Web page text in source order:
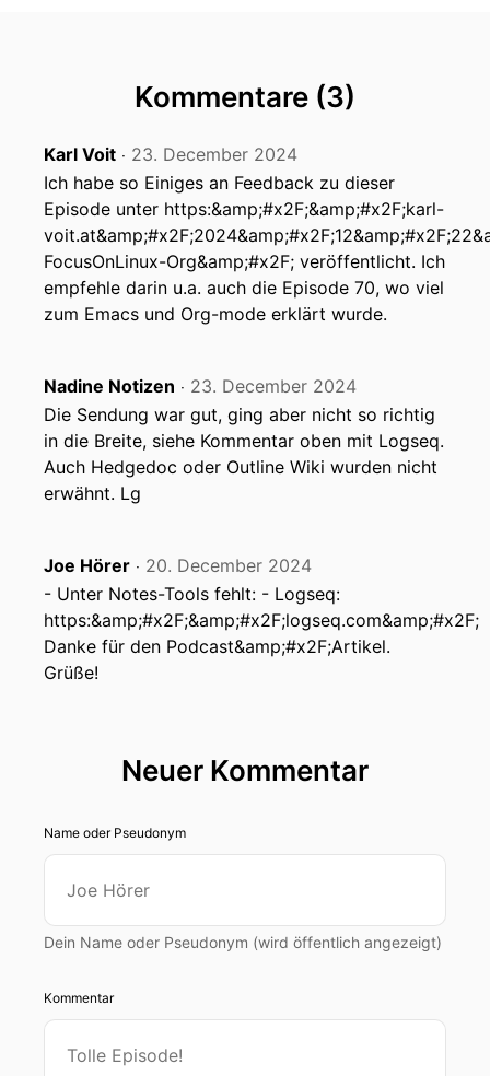
Kommentare (3)
Karl Voit ‧ 23. December 2024
Ich habe so Einiges an Feedback zu dieser
Episode unter https:&amp;#x2F;&amp;#x2F;karl-
FocusOnLinux-Org&amp;#x2F; veröffentlicht. Ich
empfehle darin u.a. auch die Episode 70, wo viel
zum Emacs und Org-mode erklärt wurde.
Nadine Notizen ‧ 23. December 2024
Die Sendung war gut, ging aber nicht so richtig
in die Breite, siehe Kommentar oben mit Logseq.
Auch Hedgedoc oder Outline Wiki wurden nicht
erwähnt. Lg
Joe Hörer ‧ 20. December 2024
- Unter Notes-Tools fehlt: - Logseq:
https:&amp;#x2F;&amp;#x2F;logseq.com&amp;#x2F;
Danke für den Podcast&amp;#x2F;Artikel.
Grüße!
Neuer Kommentar
Name oder Pseudonym
Dein Name oder Pseudonym (wird öffentlich angezeigt)
Kommentar